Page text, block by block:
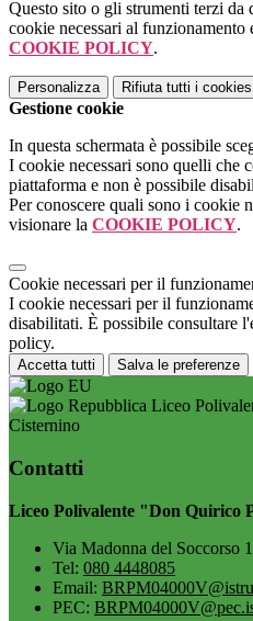
Questo sito o gli strumenti terzi
cookie necessari al
COOKIE POLICY.
Personalizza Rifiuta tutti i cookies
Gestione cookie
In questa schermata è possibile
I cookie necessari sono quelli che
piattaforma e non è possibile
Per conoscere quali sono i cookie
visionare la COOKIE POLICY.
Cookie necessari per il
I cookie necessari per il
disabilitati. È possibile consultare
policy.
Accetta tutti Salva le preferenze
Liceo
Cisternino
Contatti
Liceo Polivalente "Don Quirico
Via Madonna del Soccorso
Tel: 080 4448085
Email:
PEC: